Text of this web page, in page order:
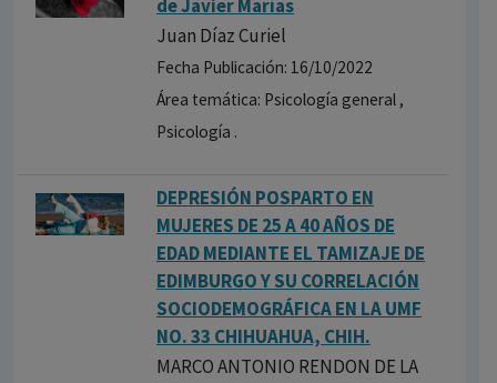
de Javier Marías
Juan Díaz Curiel
Fecha Publicación: 16/10/2022
Área temática: Psicología general ,
Psicología .
DEPRESIÓN POSPARTO EN
MUJERES DE 25 A 40 AÑOS DE
EDAD MEDIANTE EL TAMIZAJE DE
EDIMBURGO Y SU CORRELACIÓN
SOCIODEMOGRÁFICA EN LA UMF
NO. 33 CHIHUAHUA, CHIH.
MARCO ANTONIO RENDON DE LA